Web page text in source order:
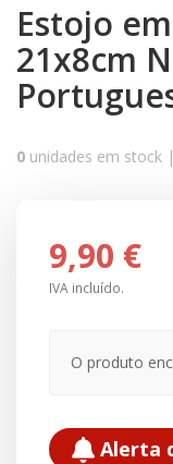
Estojo
21x8cm
0 unidades em stock |
9,90 €
IVA incluído.
O produto
Alerta